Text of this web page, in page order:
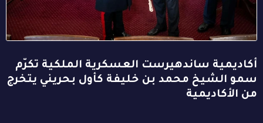
أكاديمية ساندهيرست العسكرية الملكية تكرّم
سمو الشيخ محمد بن خليفة كأول بحريني يتخرج
من الأكاديمية